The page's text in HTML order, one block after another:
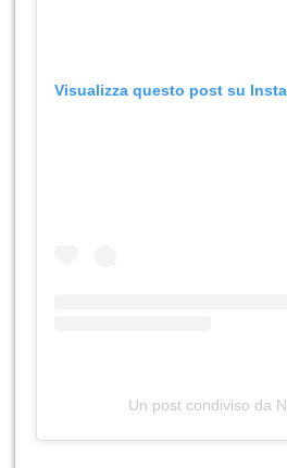
Visualizza questo post su
Un post condiviso da